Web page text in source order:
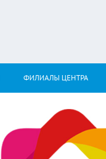
ФИЛИАЛЫ ЦЕНТРА